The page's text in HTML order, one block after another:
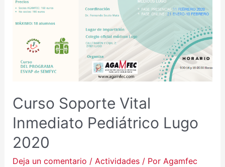
Curso Soporte Vital
Inmediato Pediátrico Lugo
2020
Deja un comentario / Actividades/ Por Agamfec